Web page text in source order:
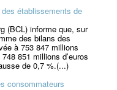
établissements de
(BCL) informe que, sur
des bilans des
à 753 847 millions
851 millions d’euros
de 0,7 %.(...)
consommateurs